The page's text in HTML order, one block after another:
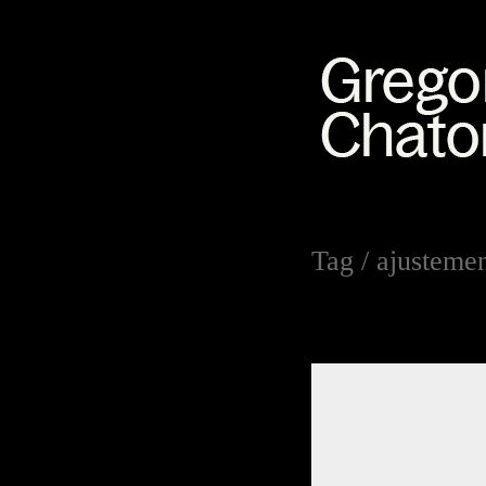
Tag /